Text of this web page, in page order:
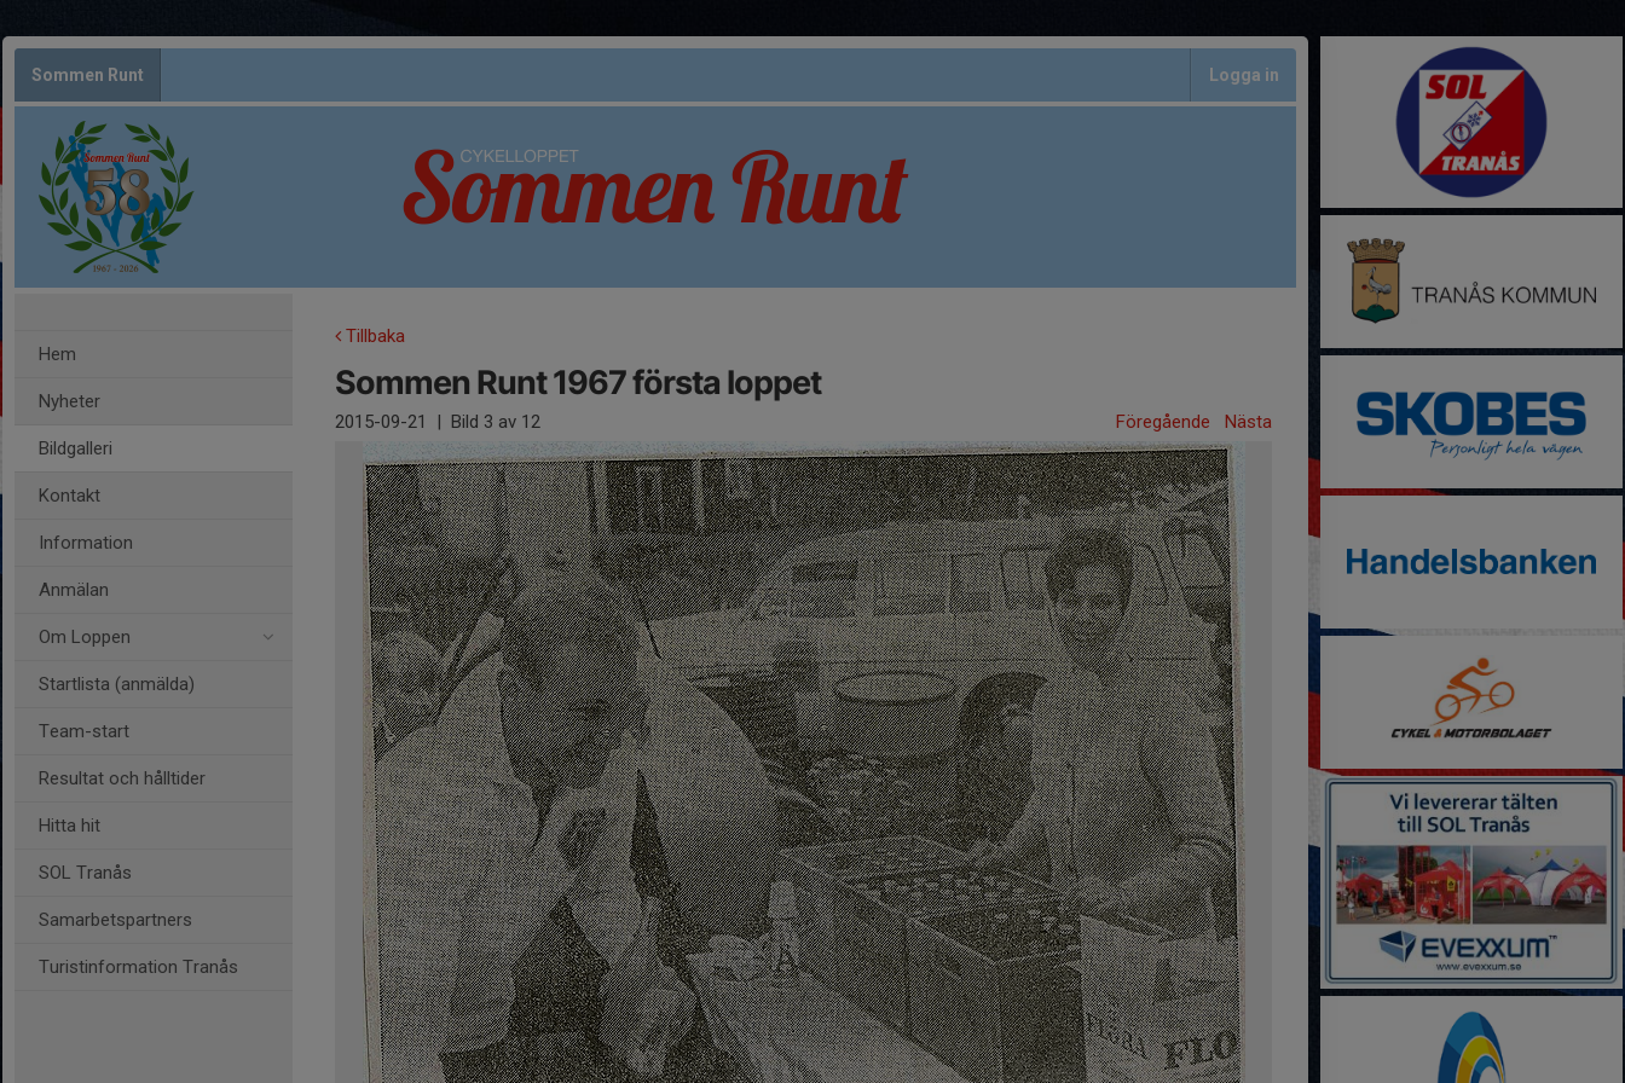
Sommen Runt Logga in
Hem
Nyheter
Bildgalleri
Kontakt
Information
Anmälan
Om Loppen
Startlista (anmälda)
Team-start
Resultat och hålltider
Hitta hit
SOL Tranås
Samarbetspartners
Turistinformation Tranås
Tillbaka
Sommen Runt 1967 första loppet
2015-09-21 | Bild 3 av 12 Föregående Nästa